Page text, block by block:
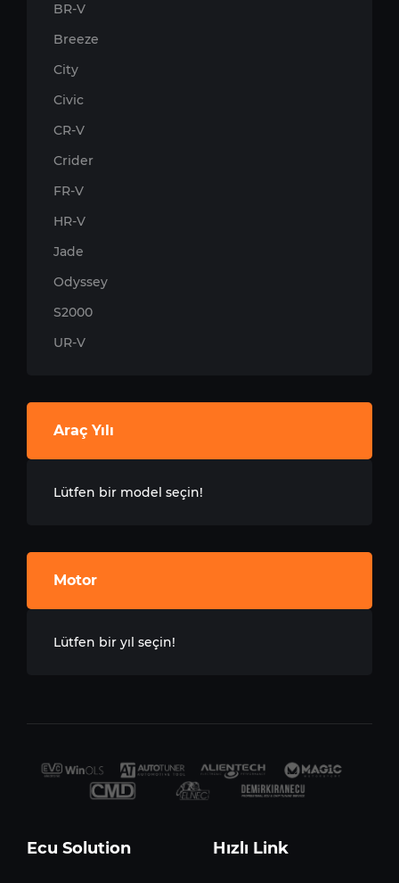
BR-V
Breeze
City
Civic
CR-V
Crider
FR-V
HR-V
Jade
Odyssey
S2000
UR-V
Araç Yılı
Lütfen bir model seçin!
Motor
Lütfen bir yıl seçin!
Ecu Solution Hızlı Link